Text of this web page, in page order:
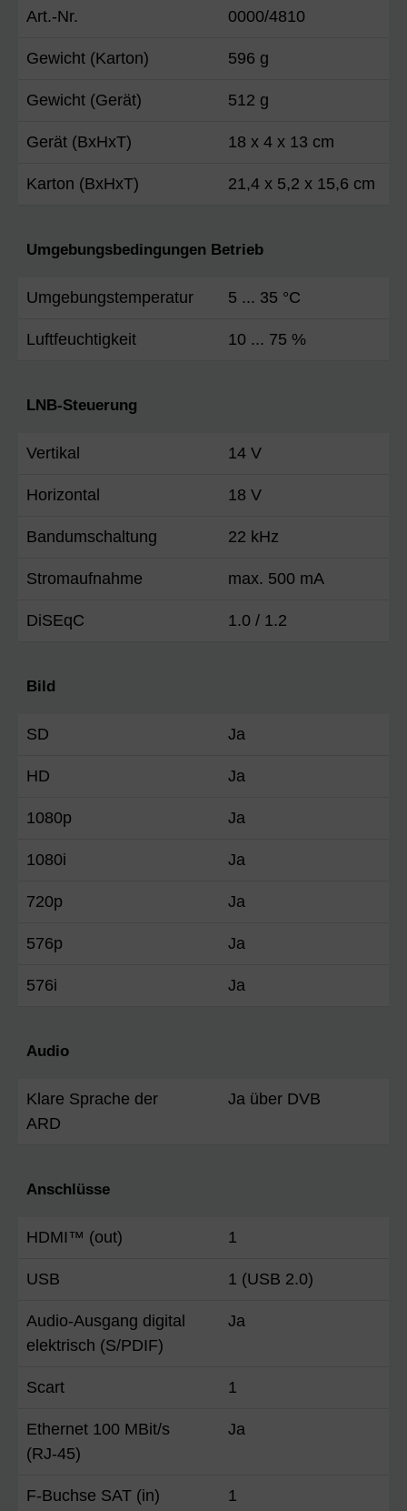
Art.-Nr. 0000/4810
Gewicht (Karton) 596 g
Gewicht (Gerät) 512 g
Gerät (BxHxT) 18 x 4 x 13 cm
Karton (BxHxT) 21,4 x 5,2 x 15,6 cm
Umgebungsbedingungen Betrieb
Umgebungstemperatur 5 ... 35 °C
Luftfeuchtigkeit 10 ... 75 %
LNB-Steuerung
Vertikal 14 V
Horizontal 18 V
Bandumschaltung 22 kHz
Stromaufnahme max. 500 mA
DiSEqC 1.0 / 1.2
Bild
SD Ja
HD Ja
1080p Ja
1080i Ja
720p Ja
576p Ja
576i Ja
Audio
Klare Sprache der
ARD
Ja über DVB
Anschlüsse
HDMI™ (out) 1
USB 1 (USB 2.0)
Audio-Ausgang digital
elektrisch (S/PDIF)
Ja
Scart 1
Ethernet 100 MBit/s
(RJ-45)
Ja
F-Buchse SAT (in) 1